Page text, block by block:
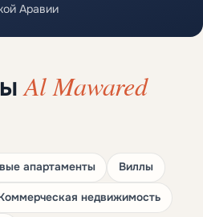
Аравии
Al Mawared
апартаменты Виллы
недвижимость